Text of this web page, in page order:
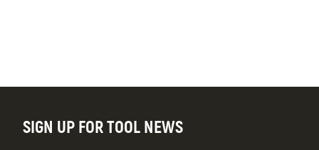
SIGN UP FOR TOOL NEWS